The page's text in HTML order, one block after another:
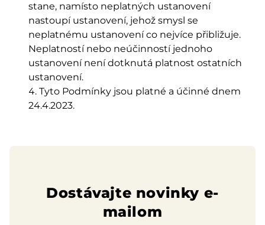
stane, namísto neplatných ustanovení
nastoupí ustanovení, jehož smysl se
neplatnému ustanovení co nejvíce přibližuje.
Neplatností nebo neúčinností jednoho
ustanovení není dotknutá platnost ostatních
ustanovení.
Tyto Podmínky jsou platné a účinné dnem
24.4.2023.
Dostávajte novinky e-
mailom